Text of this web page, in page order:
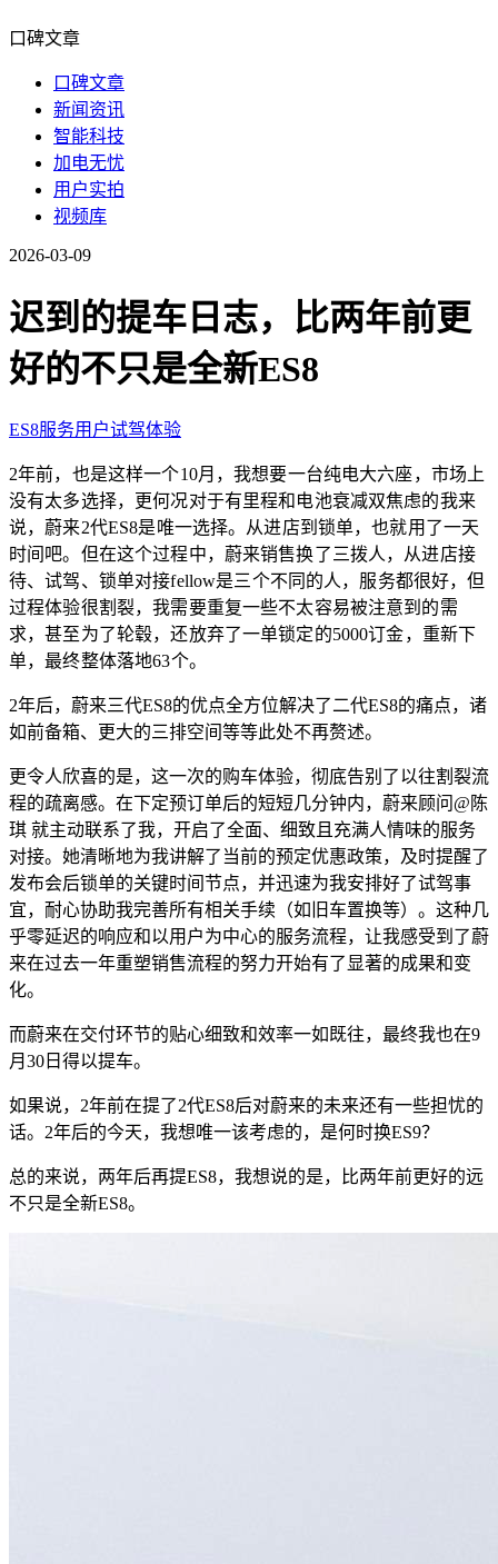
口碑文章
口碑文章
新闻资讯
智能科技
加电无忧
用户实拍
视频库
2026-03-09
迟到的提车日志，比两年前更
好的不只是全新ES8
ES8服务用户试驾体验
2年前，也是这样一个10月，我想要一台纯电大六座，市场上
没有太多选择，更何况对于有里程和电池衰减双焦虑的我来
说，蔚来2代ES8是唯一选择。从进店到锁单，也就用了一天
时间吧。但在这个过程中，蔚来销售换了三拨人，从进店接
待、试驾、锁单对接fellow是三个不同的人，服务都很好，但
过程体验很割裂，我需要重复一些不太容易被注意到的需
求，甚至为了轮毂，还放弃了一单锁定的5000订金，重新下
单，最终整体落地63个。
2年后，蔚来三代ES8的优点全方位解决了二代ES8的痛点，诸
如前备箱、更大的三排空间等等此处不再赘述。
更令人欣喜的是，这一次的购车体验，彻底告别了以往割裂流
程的疏离感。在下定预订单后的短短几分钟内，蔚来顾问 @陈
琪 就主动联系了我，开启了全面、细致且充满人情味的服务
对接。她清晰地为我讲解了当前的预定优惠政策，及时提醒了
发布会后锁单的关键时间节点，并迅速为我安排好了试驾事
宜，耐心协助我完善所有相关手续（如旧车置换等）。这种几
乎零延迟的响应和以用户为中心的服务流程，让我感受到了蔚
来在过去一年重塑销售流程的努力开始有了显著的成果和变
化。
而蔚来在交付环节的贴心细致和效率一如既往，最终我也在9
月30日得以提车。
如果说，2年前在提了2代ES8后对蔚来的未来还有一些担忧的
话。2年后的今天，我想唯一该考虑的，是何时换ES9？
总的来说，两年后再提ES8，我想说的是，比两年前更好的远
不只是全新ES8。